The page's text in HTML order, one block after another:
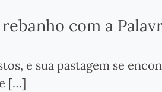
com a
e sua pastagem se
[…]